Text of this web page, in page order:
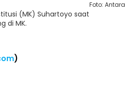
Foto: Antara
(MK) Suhartoyo saat
di MK.
)